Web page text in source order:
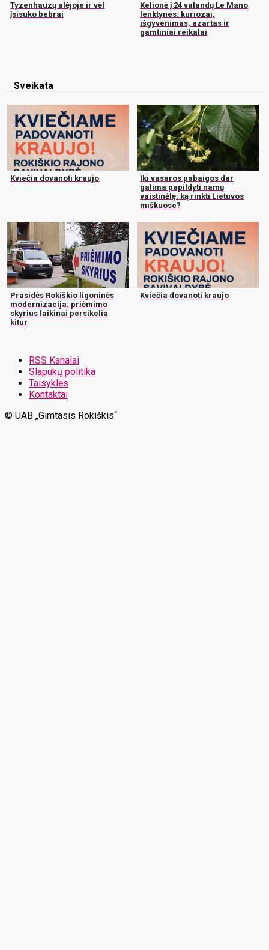
Tyzenhauzų alėjoje ir vėl
įsisuko bebrai
Kelionė į 24 valandų Le Mano
lenktynes: kuriozai,
išgyvenimas, azartas ir
gamtiniai reikalai
Sveikata
Kviečia dovanoti kraujo
Iki vasaros pabaigos dar
galima papildyti namų
vaistinėlę: ką rinkti Lietuvos
miškuose?
Prasidės Rokiškio ligoninės
modernizacija: priėmimo
skyrius laikinai persikelia
kitur
Kviečia dovanoti kraujo
RSS Kanalai
Slapukų politika
Taisyklės
Kontaktai
© UAB „Gimtasis Rokiškis“